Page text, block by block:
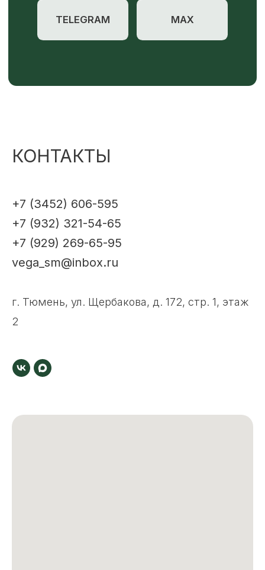
КОНТАКТЫ
+7 (3452) 606-595
+7 (932) 321-54-65
+7 (929) 269-65-95
vega_sm@inbox.ru
г. Тюмень, ул. Щербакова, д. 172, стр. 1, этаж
2